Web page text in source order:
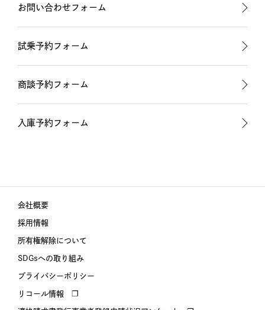
お問い合わせフォーム
試乗予約フォーム
商談予約フォーム
入庫予約フォーム
会社概要
採用情報
所有権解除について
SDGsへの取り組み
プライバシーポリシー
リコール情報